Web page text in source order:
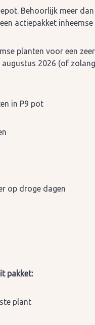
Behoorlijk meer
actiepakket
planten voor een
2026 (of
in P9 pot
op droge dagen
pakket:
plant